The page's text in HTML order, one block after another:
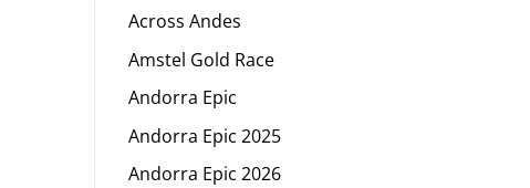
Across Andes
Amstel Gold Race
Andorra Epic
Andorra Epic 2025
Andorra Epic 2026